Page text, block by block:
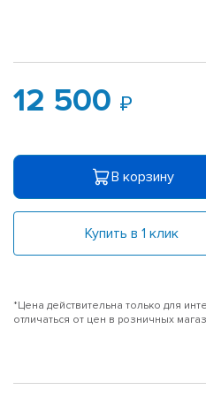
12 500
В корзину
Купить в 1 клик
*Цена действительна только для
отличаться от цен в розничных